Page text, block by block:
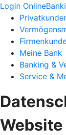
Login
Meine Bank
Banking &
Service &
Website